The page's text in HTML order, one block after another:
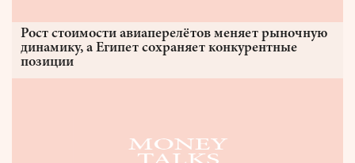
Рост стоимости авиаперелётов меняет рыночную
динамику, а Египет сохраняет конкурентные
позиции